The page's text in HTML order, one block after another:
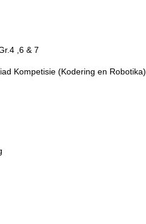
,6 & 7
Kompetisie (Kodering en Robotika)